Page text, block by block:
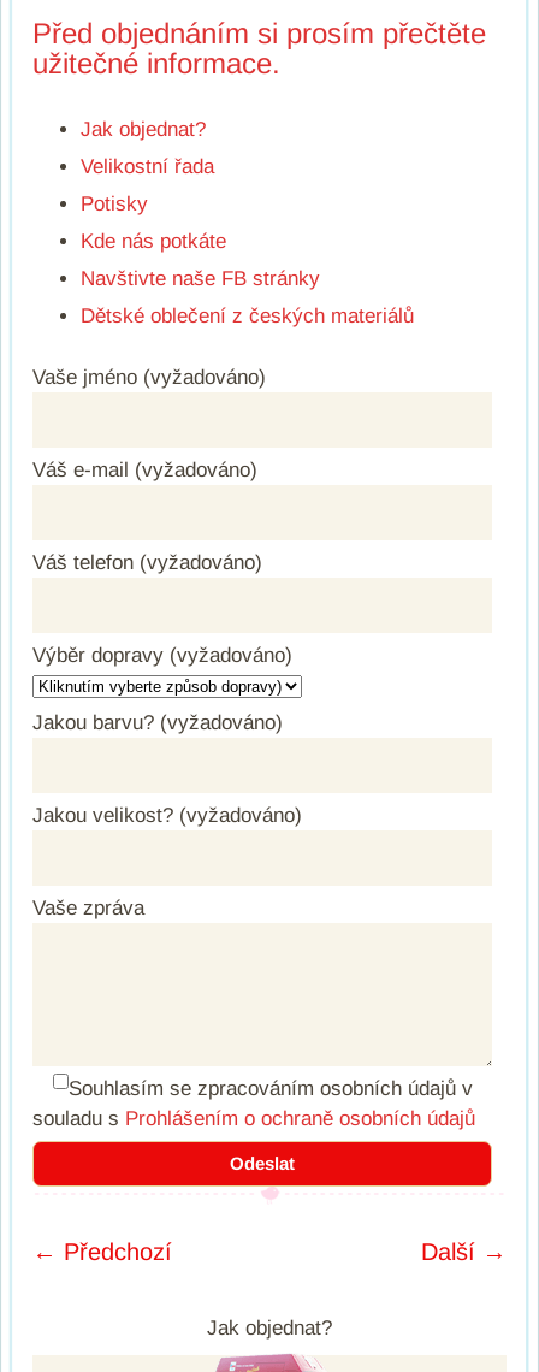
Před objednáním si prosím přečtěte
užitečné informace.
Jak objednat?
Velikostní řada
Potisky
Kde nás potkáte
Navštivte naše FB stránky
Dětské oblečení z českých materiálů
Vaše jméno (vyžadováno)
Váš e-mail (vyžadováno)
Váš telefon (vyžadováno)
Výběr dopravy (vyžadováno)
Jakou barvu? (vyžadováno)
Jakou velikost? (vyžadováno)
Vaše zpráva
Souhlasím se zpracováním osobních údajů v
souladu s Prohlášením o ochraně osobních údajů
← Předchozí Další →
Jak objednat?